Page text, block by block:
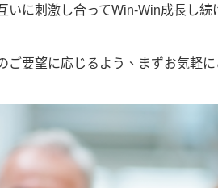
いに刺激し合ってWin-Win成長し
ご要望に応じるよう、まずお気軽に